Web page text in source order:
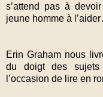
s’attend pas à
jeune homme à
Erin Graham nous
du doigt des
l’occasion de lire en